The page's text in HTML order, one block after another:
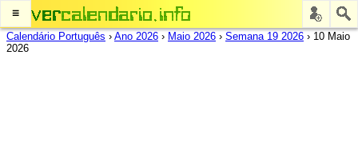
≡
Calendário Português › Ano 2026 › Maio 2026 › Semana 19 2026 › 10 Maio
2026